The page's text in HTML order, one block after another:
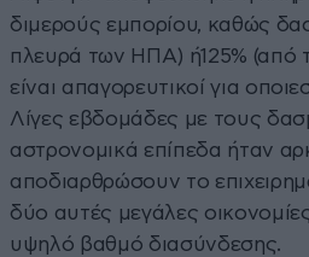
διμερούς εμπορίου, καθώς
πλευρά των ΗΠΑ) ή125% (από
είναι απαγορευτικοί για
Λίγες εβδομάδες με τους
αστρονομικά επίπεδα ήταν
αποδιαρθρώσουν το
δύο αυτές μεγάλες
υψηλό βαθμό διασύνδεσης.